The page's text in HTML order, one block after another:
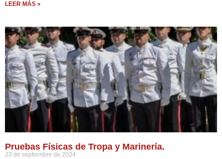
LEER MÁS »
Pruebas Físicas de Tropa y Marinería.
23 de septiembre de 2024